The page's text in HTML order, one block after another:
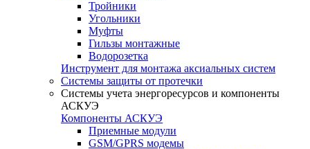
Тройники
Угольники
Муфты
Гильзы монтажные
Водорозетка
Инструмент для монтажа аксиальных систем
Системы защиты от протечки
Системы учета энергоресурсов и компоненты
АСКУЭ
Компоненты АСКУЭ
Приемные модули
GSM/GPRS модемы